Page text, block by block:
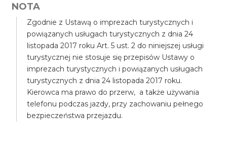
NOTA
Zgodnie z Ustawą o imprezach turystycznych i
powiązanych usługach turystycznych z dnia 24
listopada 2017 roku Art. 5 ust. 2 do niniejszej usługi
turystycznej nie stosuje się przepisów Ustawy o
imprezach turystycznych i powiązanych usługach
turystycznych z dnia 24 listopada 2017 roku.
Kierowca ma prawo do przerw, a także używania
telefonu podczas jazdy, przy zachowaniu pełnego
bezpieczeństwa przejazdu.